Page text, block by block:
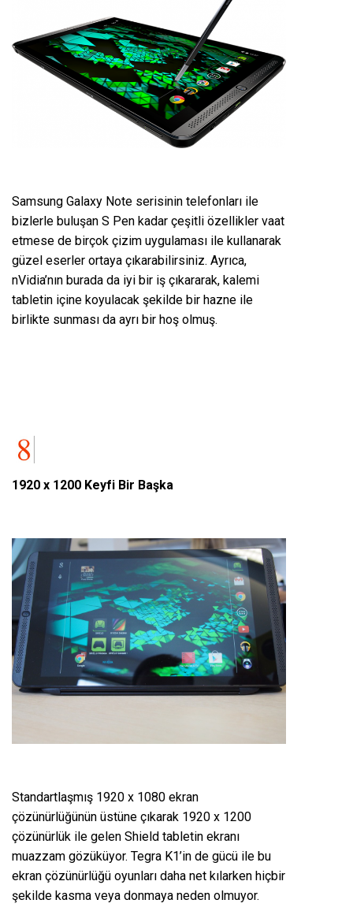
Samsung Galaxy Note serisinin telefonları ile
bizlerle buluşan S Pen kadar çeşitli özellikler vaat
etmese de birçok çizim uygulaması ile kullanarak
güzel eserler ortaya çıkarabilirsiniz. Ayrıca,
nVidia’nın burada da iyi bir iş çıkararak, kalemi
tabletin içine koyulacak şekilde bir hazne ile
birlikte sunması da ayrı bir hoş olmuş.
1920 x 1200 Keyfi Bir Başka
Standartlaşmış 1920 x 1080 ekran
çözünürlüğünün üstüne çıkarak 1920 x 1200
çözünürlük ile gelen Shield tabletin ekranı
muazzam gözüküyor. Tegra K1’in de gücü ile bu
ekran çözünürlüğü oyunları daha net kılarken hiçbir
şekilde kasma veya donmaya neden olmuyor.